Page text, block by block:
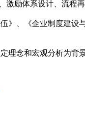
励体系设计、流程再
》、《企业制度建
理念和宏观分析为背